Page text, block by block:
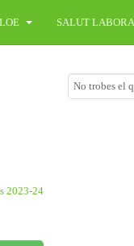
SALUT
2023-24